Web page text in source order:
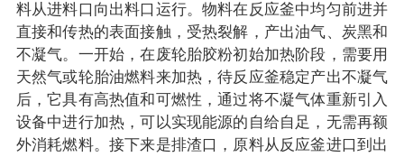
料从进料口向出料口运行。物料在反应釜中均匀前进并
直接和传热的表面接触，受热裂解，产出油气、炭黑和
不凝气。一开始，在废轮胎胶粉初始加热阶段，需要用
天然气或轮胎油燃料来加热，待反应釜稳定产出不凝气
后，它具有高热值和可燃性，通过将不凝气体重新引入
设备中进行加热，可以实现能源的自给自足，无需再额
外消耗燃料。接下来是排渣口，原料从反应釜进口到出